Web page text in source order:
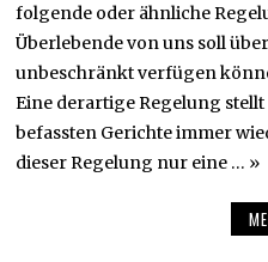
folgende oder ähnliche
Überlebende von uns soll
unbeschränkt verfügen
Eine derartige Regelung
befassten Gerichte immer
dieser Regelung nur eine … »